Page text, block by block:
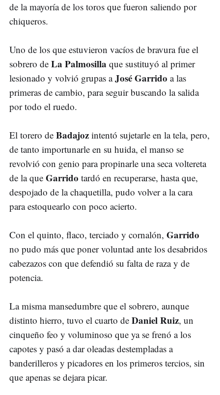
de la mayoría de los toros que fueron saliendo por
chiqueros.
Uno de los que estuvieron vacíos de bravura fue el
sobrero de La Palmosilla que sustituyó al primer
lesionado y volvió grupas aJosé Garrido a las
primeras de cambio, para seguir buscando la salida
por todo el ruedo.
El torero de Badajoz intentó sujetarle en la tela, pero,
de tanto importunarle en su huida, el manso se
revolvió con genio para propinarle una seca voltereta
de la que Garrido tardó en recuperarse, hasta que,
despojado de la chaquetilla, pudo volver a la cara
para estoquearlo con poco acierto.
Con el quinto, flaco, terciado y cornalón, Garrido
no pudo más que poner voluntad ante los desabridos
cabezazos con que defendió su falta de raza y de
potencia.
La misma mansedumbre que el sobrero, aunque
distinto hierro, tuvo el cuarto de Daniel Ruiz, un
cinqueño feo y voluminoso que ya se frenó a los
capotes y pasó a dar oleadas destempladas a
banderilleros y picadores en los primeros tercios, sin
que apenas se dejara picar.